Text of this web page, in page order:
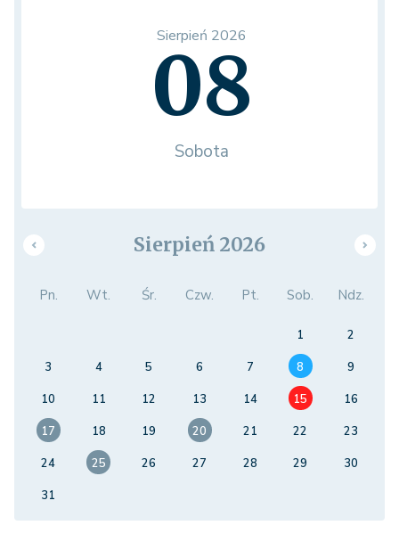
Sierpień 2026
08
Sobota
Sierpień 2026
Pn. Wt. Śr. Czw. Pt. Sob. Ndz.
1
2
3
4 5 6 7 8
9
10
11 12 13 14 15
16
17
18 19 20 21 22
23
24
25 26 27 28 29
30
31